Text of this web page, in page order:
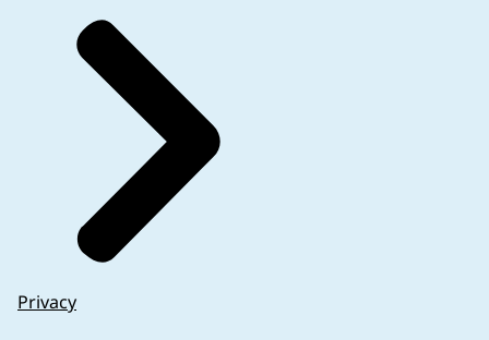
Privacy